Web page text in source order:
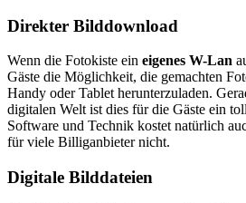
Direkter Bilddownload
Wenn die Fotokiste ein eigenes W-Lan
Gäste die Möglichkeit, die gemachten
Handy oder Tablet herunterzuladen.
digitalen Welt ist dies für die Gäste ein
Software und Technik kostet natürlich
für viele Billiganbieter nicht.
Digitale Bilddateien